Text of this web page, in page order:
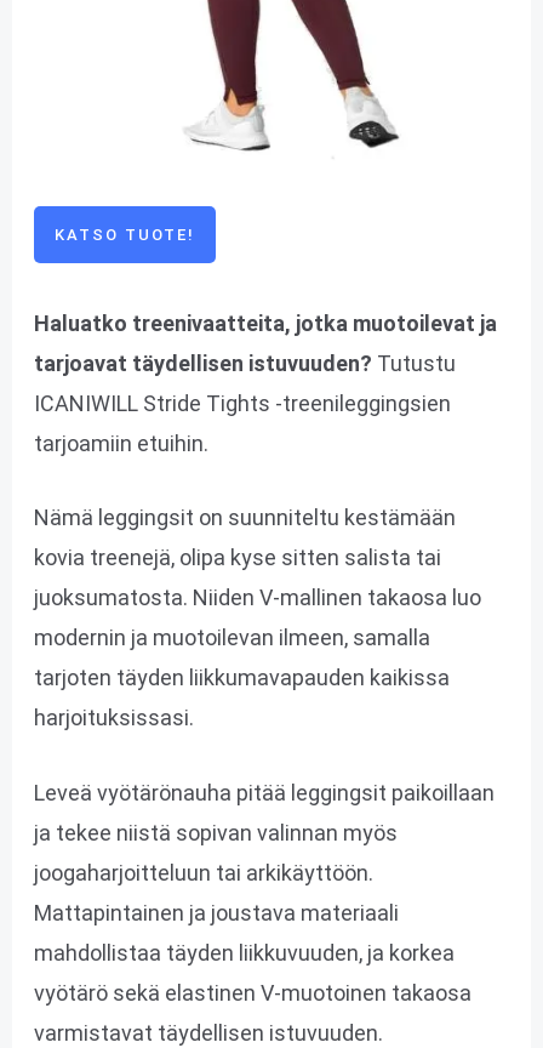
KATSO TUOTE!
Haluatko treenivaatteita, jotka muotoilevat ja
tarjoavat täydellisen istuvuuden? Tutustu
ICANIWILL Stride Tights -treenileggingsien
tarjoamiin etuihin.
Nämä leggingsit on suunniteltu kestämään
kovia treenejä, olipa kyse sitten salista tai
juoksumatosta. Niiden V-mallinen takaosa luo
modernin ja muotoilevan ilmeen, samalla
tarjoten täyden liikkumavapauden kaikissa
harjoituksissasi.
Leveä vyötärönauha pitää leggingsit paikoillaan
ja tekee niistä sopivan valinnan myös
joogaharjoitteluun tai arkikäyttöön.
Mattapintainen ja joustava materiaali
mahdollistaa täyden liikkuvuuden, ja korkea
vyötärö sekä elastinen V-muotoinen takaosa
varmistavat täydellisen istuvuuden.